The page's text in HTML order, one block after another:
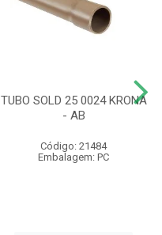
TUBO SOLD 25 0024 KRONA
- AB
Código: 21484
Embalagem: PC